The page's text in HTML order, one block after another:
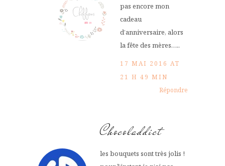
pas encore mon
cadeau
d’anniversaire, alors
la fête des mères…..
17 MAI 2016 AT
21 H 49 MIN
Répondre
Chocoladdict
les bouquets sont très jolis !